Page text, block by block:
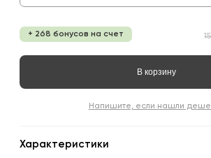
+ 268 бонусов на счет
В корзину
Напишите, если нашли
Характеристики